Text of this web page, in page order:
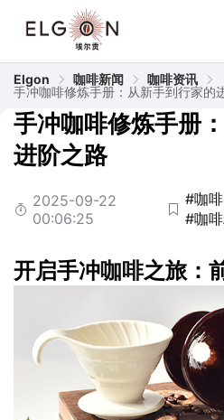
Elgon 咖啡新闻
咖啡资讯
手冲咖啡修炼手册：从新手到行家的
手冲咖啡修炼手册
进阶之路
2025-09-22
00:06:25
#咖啡
#咖
开启手冲咖啡之旅：